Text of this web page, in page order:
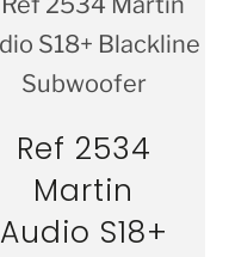
Ref 2534
Martin
Audio S18+